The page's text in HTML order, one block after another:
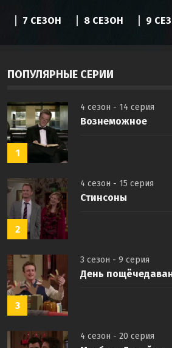
7 СЕЗОН 8 СЕЗОН 9
ПОПУЛЯРНЫЕ СЕРИИ
1
4 сезон - 14 серия
Вознеможное
2
4 сезон - 15 серия
Стинсоны
3
3 сезон - 9 серия
День
4 сезон - 20 серия